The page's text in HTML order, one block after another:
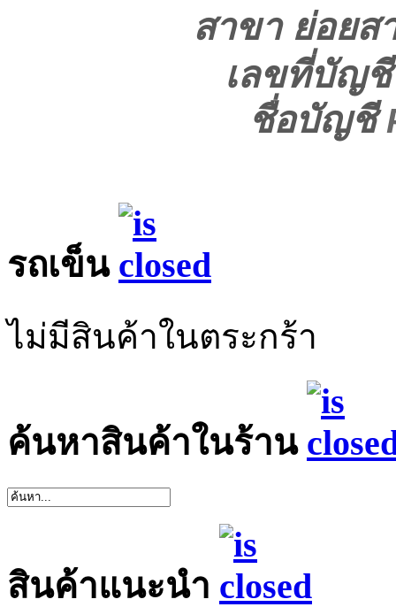
สาขา ย่อยส
เลขที่บัญ
ชื่อบัญชี
รถเข็น
ไม่มีสินค้าในตระกร้า
ค้นหาสินค้าในร้าน
สินค้าแนะนำ